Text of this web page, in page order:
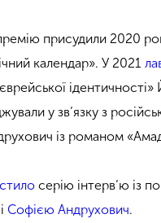
присудили 2020
календар». У 2021
у зв’язку з
із романом
серію інтерв’ю із
і Софією Андрухович.